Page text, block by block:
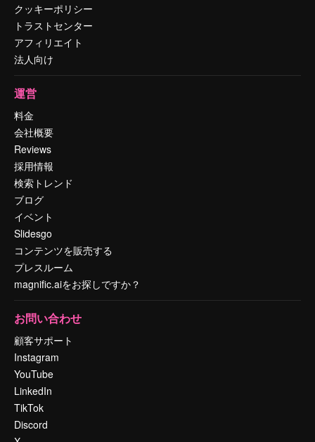
クッキーポリシー
トラストセンター
アフィリエイト
法人向け
運営
料金
会社概要
Reviews
採用情報
検索トレンド
ブログ
イベント
Slidesgo
コンテンツを販売する
プレスルーム
magnific.aiをお探しですか？
お問い合わせ
顧客サポート
Instagram
YouTube
LinkedIn
TikTok
Discord